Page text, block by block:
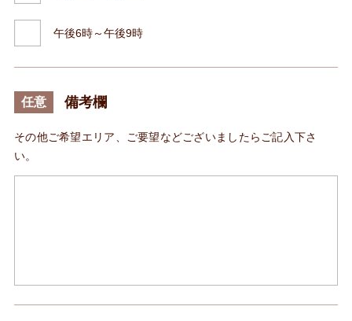
午後6時～午後9時
任意 備考欄
その他ご希望エリア、ご要望などございましたらご記入下さ
い。